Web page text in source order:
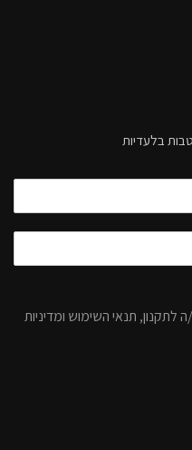
בלעדיות
תנאי השימוש ומדיניות